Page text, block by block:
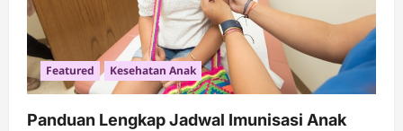
Featured Kesehatan Anak
Panduan Lengkap Jadwal Imunisasi Anak